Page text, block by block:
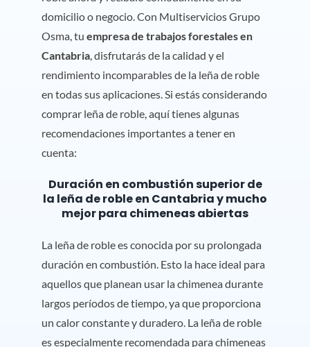
domicilio o negocio. Con Multiservicios Grupo
Osma, tu empresa de trabajos forestales en
Cantabria, disfrutarás de la calidad y el
rendimiento incomparables de la leña de roble
en todas sus aplicaciones. Si estás considerando
comprar leña de roble, aquí tienes algunas
recomendaciones importantes a tener en
cuenta:
Duración en combustión superior de
la leña de roble en Cantabria y mucho
mejor para chimeneas abiertas
La leña de roble es conocida por su prolongada
duración en combustión. Esto la hace ideal para
aquellos que planean usar la chimenea durante
largos períodos de tiempo, ya que proporciona
un calor constante y duradero. La leña de roble
es especialmente recomendada para chimeneas